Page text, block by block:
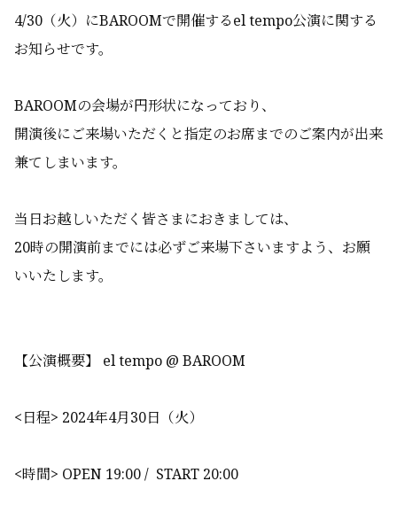
4/30（火）にBAROOMで開催するel tempo公演に関する
お知らせです。
BAROOMの会場が円形状になっており、
開演後にご来場いただくと指定のお席までのご案内が出来
兼てしまいます。
当日お越しいただく皆さまにおきましては、
20時の開演前までには必ずご来場下さいますよう、お願
いいたします。
【公演概要】 el tempo @ BAROOM
<日程> 2024年4月30日（火）
<時間> OPEN 19:00 / START 20:00